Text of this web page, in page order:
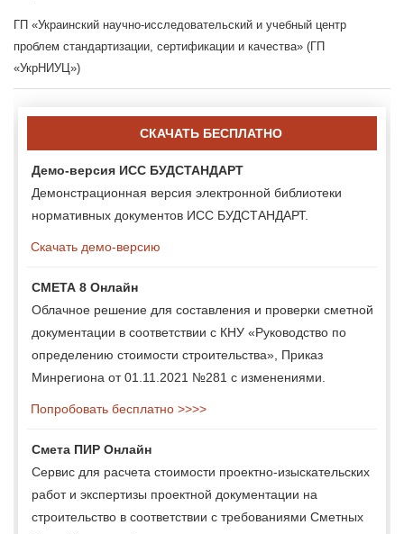
ГП «Украинский научно-исследовательский и учебный центр
проблем стандартизации, сертификации и качества» (ГП
«УкрНИУЦ»)
СКАЧАТЬ БЕСПЛАТНО
Демо-версия ИСС БУДСТАНДАРТ
Демонстрационная версия электронной библиотеки
нормативных документов ИСС БУДСТАНДАРТ.
Скачать демо-версию
СМЕТА 8 Онлайн
Облачное решение для составления и проверки сметной
документации в соответствии с КНУ «Руководство по
определению стоимости строительства», Приказ
Минрегиона от 01.11.2021 №281 с изменениями.
Попробовать бесплатно >>>>
Смета ПИР Онлайн
Сервис для расчета стоимости проектно-изыскательских
работ и экспертизы проектной документации на
строительство в соответствии с требованиями Сметных